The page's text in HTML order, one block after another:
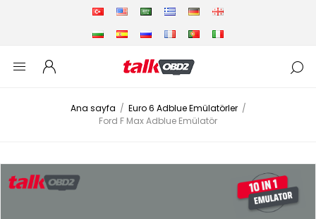
Ana sayfa / Euro 6 Adblue Emülatörler /
Ford F Max Adblue Emülatör